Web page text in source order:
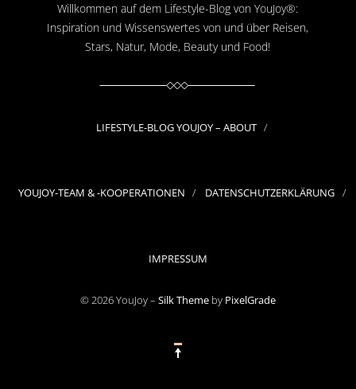
Willkommen auf dem Lifestyle-Blog von YouJoy®:
Inspiration und Wissenswertes von und über Reisen,
Stars, Natur, Mode, Beauty und Food!
LIFESTYLE-BLOG YOUJOY – ABOUT
YOUJOY-TEAM & -KOOPERATIONEN DATENSCHUTZERKLÄRUNG
IMPRESSUM
© 2026 YouJoy – Silk Theme by PixelGrade